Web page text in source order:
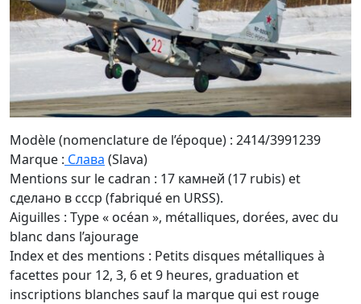
Modèle (nomenclature de l’époque) : 2414/3991239
Marque : Cлава (Slava)
Mentions sur le cadran : 17 камней (17 rubis) et
cделано в cccp (fabriqué en URSS).
Aiguilles : Type « océan », métalliques, dorées, avec du
blanc dans l’ajourage
Index et des mentions : Petits disques métalliques à
facettes pour 12, 3, 6 et 9 heures, graduation et
inscriptions blanches sauf la marque qui est rouge